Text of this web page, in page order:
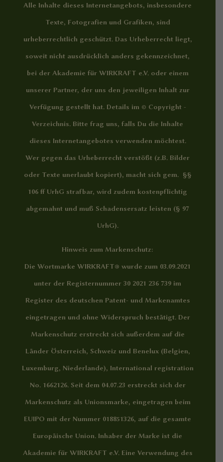
Alle Inhalte dieses Internetangebots, insbesondere
Texte, Fotografien und Grafiken, sind
urheberrechtlich geschützt. Das Urheberrecht liegt,
soweit nicht ausdrücklich anders gekennzeichnet,
bei der Akademie für WIRKRAFT e.V. oder einem
unserer Partner, der uns den jeweiligen Inhalt zur
Verfügung gestellt hat. Details im © Copyright -
Verzeichnis. Bitte frag uns, falls Du die Inhalte
dieses Internetangebotes verwenden möchtest.
Wer gegen das Urheberrecht verstößt (z.B. Bilder
oder Texte unerlaubt kopiert), macht sich gem. §§
106 ff UrhG strafbar, wird zudem kostenpflichtig
abgemahnt und muß Schadensersatz leisten (§ 97
UrhG).
Hinweis zum Markenschutz:
Die Wortmarke WIRKRAFT® wurde zum 03.09.2021
unter der Registernummer 30 2021 236 739 im
Register des deutschen Patent- und Markenamtes
eingetragen und ohne Widerspruch bestätigt. Der
Markenschutz erstreckt sich außerdem auf die
Länder Österreich, Schweiz und Benelux (Belgien,
Luxemburg, Niederlande), International registration
No. 1662126. Seit dem 04.07.23 erstreckt sich der
Markenschutz als Unionsmarke, eingetragen beim
EUIPO mit der Nummer 018851326, auf die gesamte
Europäische Union. Inhaber der Marke ist die
Akademie für WIRKRAFT e.V. Eine Verwendung des